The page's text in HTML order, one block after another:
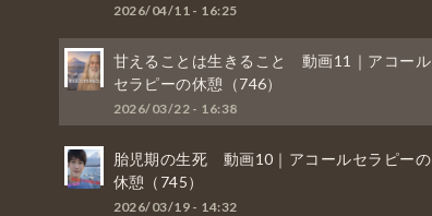
2026/04/11 - 16:25
甘えることは生きること 動画11｜アコール
セラピーの休憩（746）
2026/03/22 - 16:38
胎児期の生死 動画10｜アコールセラピーの
休憩（745）
2026/03/19 - 14:32